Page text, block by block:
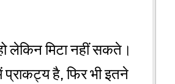
लेकिन मिटा नहीं सकते।
है, फिर भी इतने